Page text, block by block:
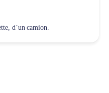
d’un camion.